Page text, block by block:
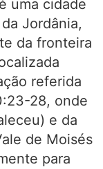
uma cidade
Jordânia,
da fronteira
referida
28, onde
e da
de Moisés
para